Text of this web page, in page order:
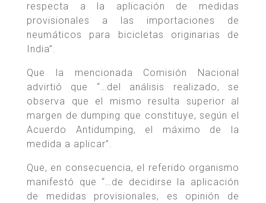
respecta a la aplicación de medidas
provisionales a las importaciones de
neumáticos para bicicletas originarias de
India”.
Que la mencionada Comisión Nacional
advirtió que “…del análisis realizado, se
observa que el mismo resulta superior al
margen de dumping que constituye, según el
Acuerdo Antidumping, el máximo de la
medida a aplicar”.
Que, en consecuencia, el referido organismo
manifestó que “…de decidirse la aplicación
de medidas provisionales, es opinión de